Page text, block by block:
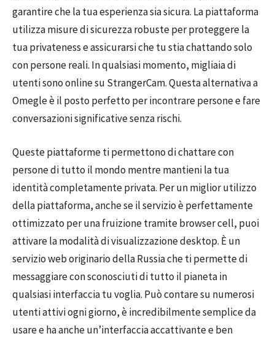
garantire che la tua esperienza sia sicura. La piattaforma
utilizza misure di sicurezza robuste per proteggere la
tua privateness e assicurarsi che tu stia chattando solo
con persone reali. In qualsiasi momento, migliaia di
utenti sono online su StrangerCam. Questa alternativa a
Omegle è il posto perfetto per incontrare persone e fare
conversazioni significative senza rischi.
Queste piattaforme ti permettono di chattare con
persone di tutto il mondo mentre mantieni la tua
identità completamente privata. Per un miglior utilizzo
della piattaforma, anche se il servizio è perfettamente
ottimizzato per una fruizione tramite browser cell, puoi
attivare la modalità di visualizzazione desktop. È un
servizio web originario della Russia che ti permette di
messaggiare con sconosciuti di tutto il pianeta in
qualsiasi interfaccia tu voglia. Può contare su numerosi
utenti attivi ogni giorno, è incredibilmente semplice da
usare e ha anche un’interfaccia accattivante e ben